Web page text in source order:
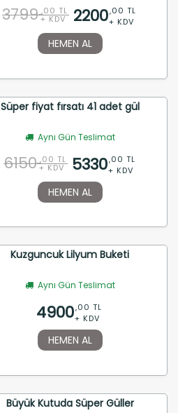
3799 ,00 TL
+ KDV 2200,00 TL
+ KDV
HEMEN AL
Süper fiyat fırsatı 41 adet gül
Aynı Gün Teslimat
6150 ,00 TL
+ KDV 5330,00 TL
+ KDV
HEMEN AL
Kuzguncuk Lilyum Buketi
Aynı Gün Teslimat
4900,00 TL
+ KDV
HEMEN AL
Büyük Kutuda Süper Güller